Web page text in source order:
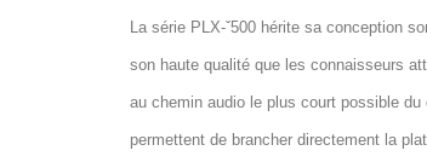
La série PLX-ˇ500 hérite sa conception
son haute qualité que les connaisseurs
au chemin audio le plus court possible
permettent de brancher directement la